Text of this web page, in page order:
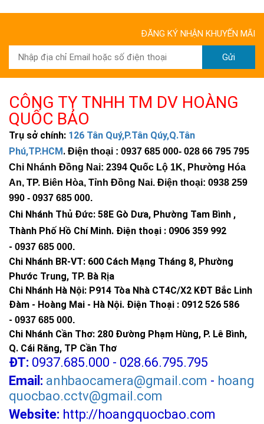
ĐĂNG KÝ NHẬN KHUYẾN MÃI
Gửi
CÔNG TY TNHH TM DV HOÀNG
QUỐC BẢO
Trụ sở chính: 126 Tân Quý,P.Tân Qúy,Q.Tân
Phú,TP.HCM. Điện thoại : 0937 685 000- 028 66 795 795
Chi Nhánh Đồng Nai: 2394 Quốc Lộ 1K, Phường Hóa
An, TP. Biên Hòa, Tỉnh Đồng Nai. Điện thoại: 0938 259
990 - 0937 685 000.
Chi Nhánh Thủ Đức: 58E Gò Dưa, Phường Tam Bình ,
Thành Phố Hồ Chí Minh. Điện thoại : 0906 359 992
- 0937 685 000.
Chi Nhánh BR-VT: 600 Cách Mạng Tháng 8, Phường
Phước Trung, TP. Bà Rịa
Chi Nhánh Hà Nội: P914 Tòa Nhà CT4C/X2 KĐT Bắc Linh
Đàm - Hoàng Mai - Hà Nội. Điện Thoại : 0912 526 586
- 0937 685 000.
Chi Nhánh Cần Thơ: 280 Đường Phạm Hùng, P. Lê Bình,
Q. Cái Răng, TP Cần Thơ
ĐT: 0937.685.000 - 028.66.795.795
Email: anhbaocamera@gmail.com - hoang
quocbao.cctv@gmail.com
Website: http://hoangquocbao.com